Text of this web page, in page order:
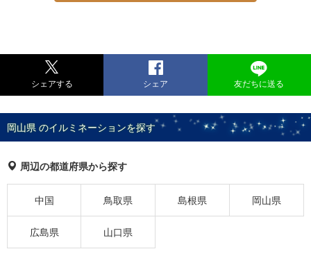
シェアする シェア 友だちに送る
岡山県 のイルミネーションを探す
周辺の都道府県から探す
中国 鳥取県 島根県 岡山県
広島県 山口県